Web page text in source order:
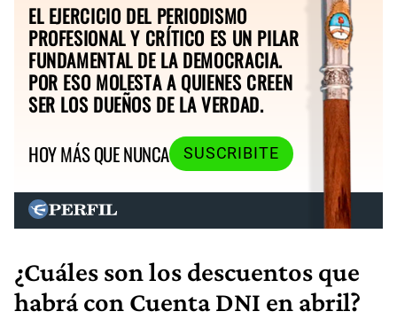
EL EJERCICIO DEL PERIODISMO
PROFESIONAL Y CRÍTICO ES UN PILAR
FUNDAMENTAL DE LA DEMOCRACIA.
POR ESO MOLESTA A QUIENES CREEN
SER LOS DUEÑOS DE LA VERDAD.
HOY MÁS QUE NUNCA
SUSCRIBITE
¿Cuáles son los descuentos que
habrá con Cuenta DNI en abril?